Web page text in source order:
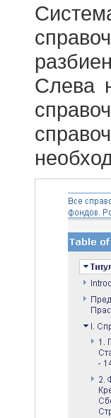
Слева